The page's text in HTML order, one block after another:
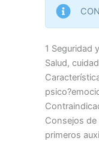
1 Seguridad
Salud,
Consejos
primeros